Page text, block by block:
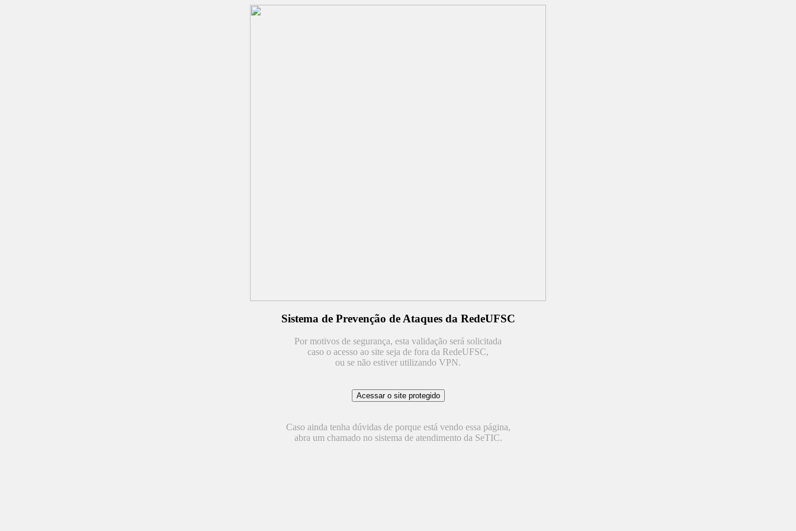
Sistema de Prevenção de Ataques da RedeUFSC
Por motivos de segurança, esta validação será solicitada
caso o acesso ao site seja de fora da RedeUFSC,
ou se não estiver utilizando VPN.
Caso ainda tenha dúvidas de porque está vendo essa página,
abra um chamado no sistema de atendimento da SeTIC.